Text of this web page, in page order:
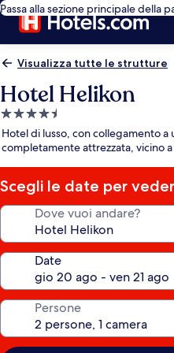
Passa alla sezione principale della
Visualizza tutte le strutture
Hotel Helikon
Struttura
a
4.5
stelle
Hotel di lusso, con collegamento
completamente attrezzata, vicino
Scegli le date per
Dove vuoi andare?
Date
Persone